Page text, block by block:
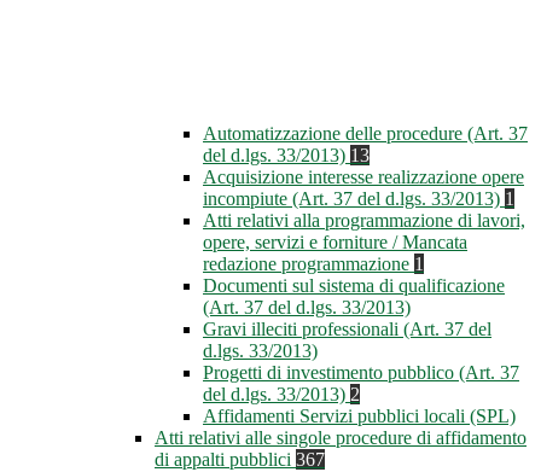
Automatizzazione delle procedure (Art. 37
del d.lgs. 33/2013) 13
Acquisizione interesse realizzazione opere
incompiute (Art. 37 del d.lgs. 33/2013) 1
Atti relativi alla programmazione di lavori,
opere, servizi e forniture / Mancata
redazione programmazione 1
Documenti sul sistema di qualificazione
(Art. 37 del d.lgs. 33/2013)
Gravi illeciti professionali (Art. 37 del
d.lgs. 33/2013)
Progetti di investimento pubblico (Art. 37
del d.lgs. 33/2013) 2
Affidamenti Servizi pubblici locali (SPL)
Atti relativi alle singole procedure di affidamento
di appalti pubblici 367